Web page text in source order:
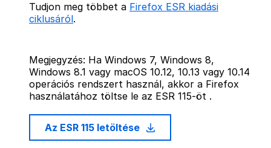
Tudjon meg többet a Firefox ESR kiadási
ciklusáról.
Megjegyzés: Ha Windows 7, Windows 8,
Windows 8.1 vagy macOS 10.12, 10.13 vagy 10.14
operációs rendszert használ, akkor a Firefox
használatához töltse le az ESR 115-öt .
Az ESR 115 letöltése